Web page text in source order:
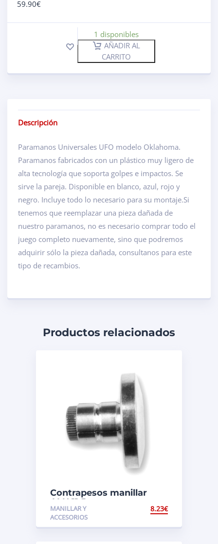
59.90€
1 disponibles
AÑADIR AL
CARRITO
Descripción
Paramanos Universales UFO modelo Oklahoma.
Paramanos fabricados con un plástico muy ligero de
alta tecnología que soporta golpes e impactos. Se
sirve la pareja. Disponible en blanco, azul, rojo y
negro. Incluye todo lo necesario para su montaje.Si
tenemos que reemplazar una pieza dañada de
nuestro paramanos, no es necesario comprar todo el
juego completo nuevamente, sino que podremos
adquirir sólo la pieza dañada, consultanos para este
tipo de recambios.
Productos relacionados
Contrapesos manillar
ALU 11,5mm
MANILLAR Y
ACCESORIOS
8.23€